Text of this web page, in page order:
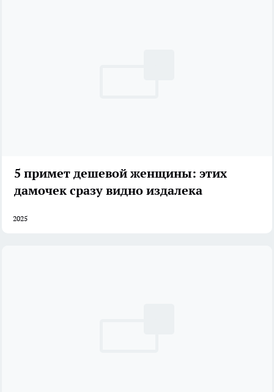
5 примет дешевой женщины: этих
дамочек сразу видно издалека
2025